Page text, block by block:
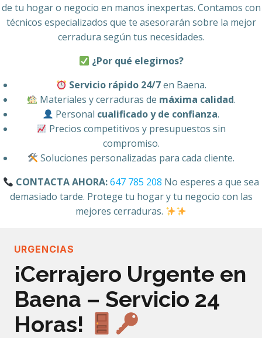
de tu hogar o negocio en manos inexpertas. Contamos con
técnicos especializados que te asesorarán sobre la mejor
cerradura según tus necesidades.
¿Por qué elegirnos?
Servicio rápido 24/7en Baena.
Materiales y cerraduras de máxima calidad.
Personal cualificado y de confianza.
Precios competitivos y presupuestos sin
compromiso.
Soluciones personalizadas para cada cliente.
CONTACTA AHORA:647 785 208 No esperes a que sea
demasiado tarde. Protege tu hogar y tu negocio con las
mejores cerraduras.
URGENCIAS
¡Cerrajero Urgente en
Baena – Servicio 24
Horas!